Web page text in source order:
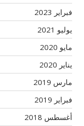
فبراير 2023
يوليو 2021
مايو 2020
يناير 2020
مارس 2019
فبراير 2019
أغسطس 2018